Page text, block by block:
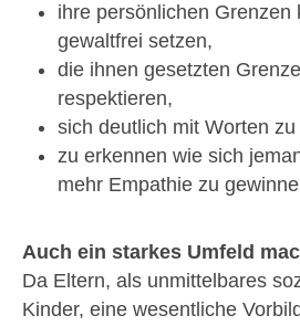
ihre persönlichen Grenzen
gewaltfrei setzen,
die ihnen gesetzten
respektieren,
sich deutlich mit Worten zu
zu erkennen wie sich
mehr Empathie zu
Auch ein starkes Umfeld
Da Eltern, als unmittelbares
Kinder, eine wesentliche